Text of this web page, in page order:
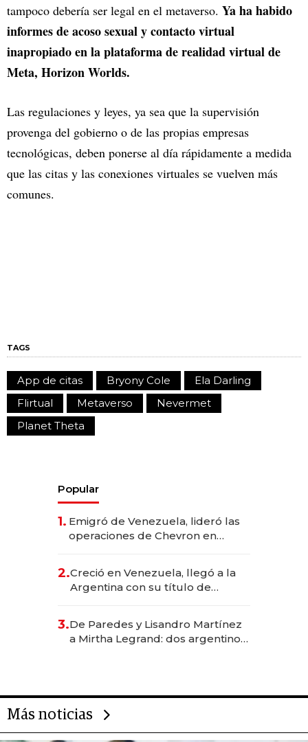
tampoco debería ser legal en el metaverso. Ya ha habido
informes de acoso sexual y contacto virtual
inapropiado en la plataforma de realidad virtual de
Meta, Horizon Worlds.
Las regulaciones y leyes, ya sea que la supervisión
provenga del gobierno o de las propias empresas
tecnológicas, deben ponerse al día rápidamente a medida
que las citas y las conexiones virtuales se vuelven más
comunes.
TAGS
App de citas Bryony Cole
Ela Darling
Flirtual
Metaverso
Nevermet
Planet Theta
Popular
1. Emigró de Venezuela, lideró las
operaciones de Chevron en
2.Creció en Venezuela, llegó a la
Argentina con su título de
las marcas "fast premium"
3.De Paredes y Lisandro Martínez
a Mirtha Legrand: dos argentinos
Más noticias